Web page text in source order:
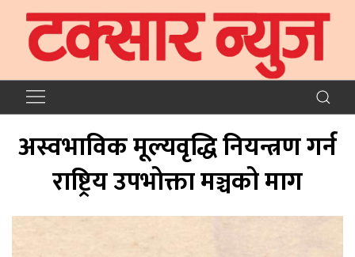
अस्वभाविक मूल्यवृद्धि नियन्त्रण गर्न
राष्ट्रिय उपभोक्ता मञ्चको माग